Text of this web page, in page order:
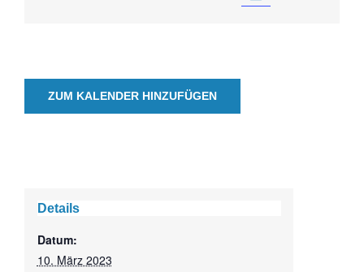
ZUM KALENDER HINZUFÜGEN
Details
Datum:
10. März 2023